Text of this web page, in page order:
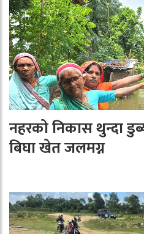
नहरको निकास थुन्दा
बिघा खेत जलमग्न